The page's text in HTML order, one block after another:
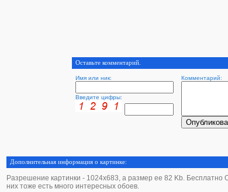
Оставьте комментарий.
Имя или ник: Комментарий:
Введите цифры:
Дополнительная информация о картинке:
Разрешение картинки - 1024х683, а размер ее 82 Kb. Бесплатно
них тоже есть много интересных обоев.